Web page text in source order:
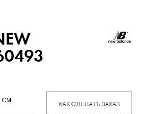
CM КАК СДЕЛАТЬ ЗАКАЗ